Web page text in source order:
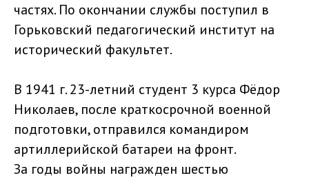
частях. По окончании службы поступил в
Горьковский педагогический институт на
исторический факультет.
В 1941 г. 23-летний студент 3 курса Фёдор
Николаев, после краткосрочной военной
подготовки, отправился командиром
артиллерийской батареи на фронт.
За годы войны награжден шестью